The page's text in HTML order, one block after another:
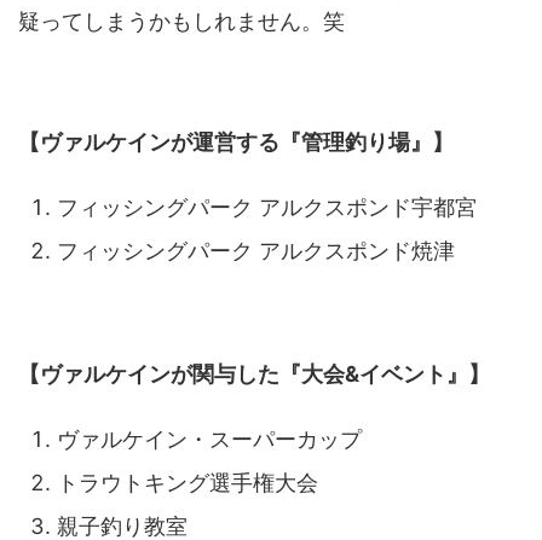
疑ってしまうかもしれません。笑
【ヴァルケインが運営する『管理釣り場』】
フィッシングパーク アルクスポンド宇都宮
フィッシングパーク アルクスポンド焼津
【ヴァルケインが関与した『大会&イベント』】
ヴァルケイン・スーパーカップ
トラウトキング選手権大会
親子釣り教室